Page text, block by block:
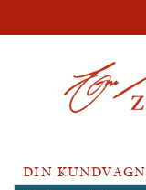
DIN KUNDVAGN